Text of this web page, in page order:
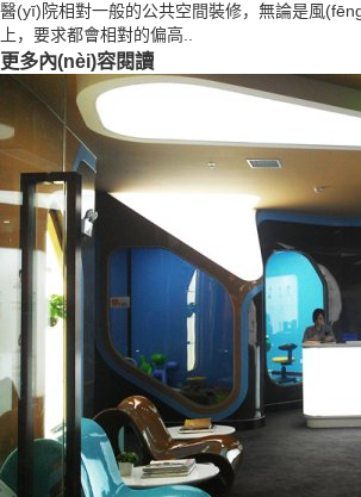
醫(yī)院相對一般的公共空間裝修，無論是風
上，要求都會相對的偏高..
更多內(nèi)容閱讀